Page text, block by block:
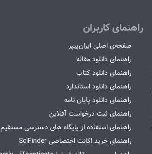
راهنمای کاربران
صفحه‌ی اصلی ایران‌پیپر
راهنمای دانلود مقاله
راهنمای دانلود کتاب
راهنمای دانلود استاندارد
راهنمای دانلود پایان نامه
راهنمای ثبت درخواست آفلاین
راهنمای استفاده از پایگاه های دسترسی مستقیم
راهنمای خرید اکانت اختصاصی SciFinder